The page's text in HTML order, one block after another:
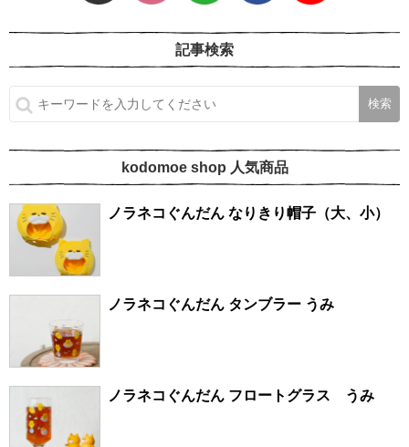
記事検索
kodomoe shop 人気商品
ノラネコぐんだん なりきり帽子（大、小）
ノラネコぐんだん タンブラー うみ
ノラネコぐんだん フロートグラス うみ